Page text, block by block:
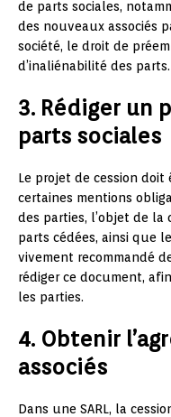
de parts sociales,
des nouveaux associés
société, le droit de
d’inaliénabilité des parts.
3. Rédiger un
parts sociales
Le projet de cession
certaines mentions
des parties, l’objet de la
parts cédées, ainsi que
vivement recommandé
rédiger ce document,
les parties.
4. Obtenir
associés
Dans une SARL, la